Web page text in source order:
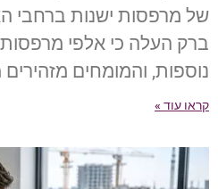
של מרפסות ישנות ברחבי
ברק העלה כי אלפי
נוספות, והמומחים
קראו עוד »